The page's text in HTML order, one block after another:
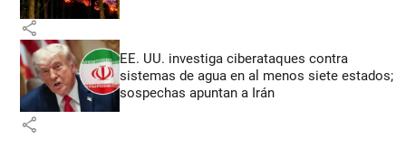
share
EE. UU. investiga ciberataques contra
sistemas de agua en al menos siete estados;
sospechas apuntan a Irán
share